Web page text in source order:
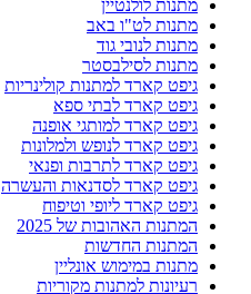
מתנות לולנטיין
מתנות לט"ו באב
מתנות לנובי גוד
מתנות לסילבסטר
גיפט קארד למתנות קולינריות
גיפט קארד לבתי ספא
גיפט קארד למותגי אופנה
גיפט קארד לנופש ולמלונות
גיפט קארד לתרבות ופנאי
גיפט קארד לסדנאות והעשרה
גיפט קארד ליופי וטיפוח
המתנות האהובות של 2025
המתנות החדשות
מתנות במימוש אונליין
רעיונות למתנות מקוריות